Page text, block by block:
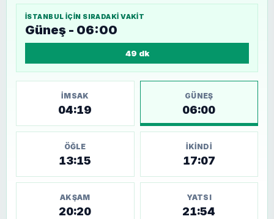
İSTANBUL IÇIN SIRADAKI VAKIT
Güneş - 06:00
49 dk
İMSAK
04:19
GÜNEŞ
06:00
ÖĞLE
13:15
İKINDI
17:07
AKŞAM
20:20
YATSI
21:54